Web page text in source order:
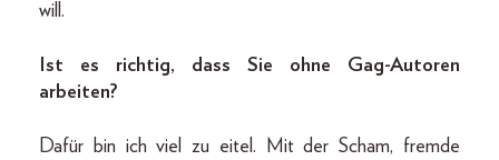
will.
Ist es richtig, dass Sie ohne Gag-Autoren
arbeiten?
Dafür bin ich viel zu eitel. Mit der Scham, fremde